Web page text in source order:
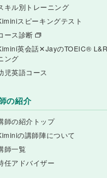
キル別トレーニング
スピーキングテスト
ース診断
英会話✕JayのTOEIC®
ング
児英語コース
の紹介
師の紹介トップ
の講師陣について
師一覧
任アドバイザー